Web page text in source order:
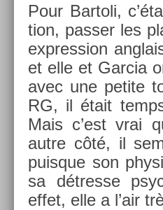
Pour Bar­toli,
tion, pass­er les
ex­press­ion
et elle et Gar­cia
avec une petite
RG, il était
Mais c’est vrai
autre côté, il
puis­que son
sa détres­se
effet, elle a l’air